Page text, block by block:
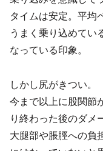
タイムは安定。平均
うまく乗り込めてい
なっている印象。
しかし尻がきつい。
今まで以上に股関節
り終わった後のダメ
大腿部や脹脛への負